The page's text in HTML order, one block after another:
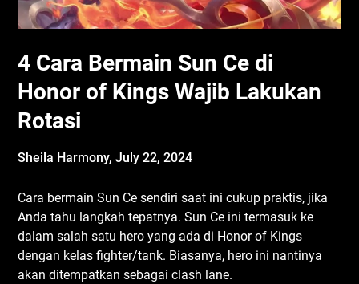
4 Cara Bermain Sun Ce di
Honor of Kings Wajib Lakukan
Rotasi
Sheila Harmony,July 22, 2024
Cara bermain Sun Ce sendiri saat ini cukup praktis, jika
Anda tahu langkah tepatnya. Sun Ce ini termasuk ke
dalam salah satu hero yang ada di Honor of Kings
dengan kelas fighter/tank. Biasanya, hero ini nantinya
akan ditempatkan sebagai clash lane.